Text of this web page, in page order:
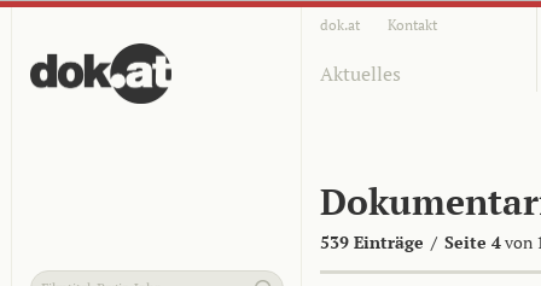
dok.at Kontakt
Aktuelles
539 Einträge / Seite 4von